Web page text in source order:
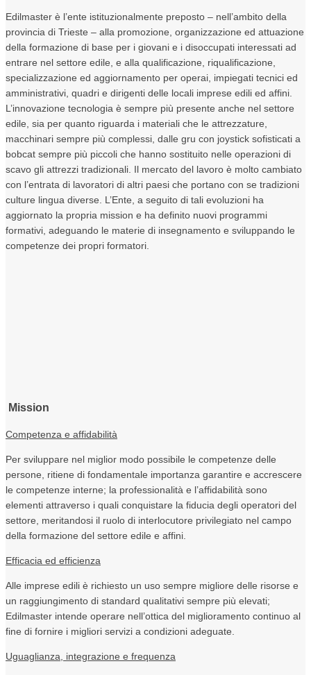
Edilmaster è l’ente istituzionalmente preposto – nell’ambito della
provincia di Trieste – alla promozione, organizzazione ed attuazione
della formazione di base per i giovani e i disoccupati interessati ad
entrare nel settore edile, e alla qualificazione, riqualificazione,
specializzazione ed aggiornamento per operai, impiegati tecnici ed
amministrativi, quadri e dirigenti delle locali imprese edili ed affini.
L’innovazione tecnologia è sempre più presente anche nel settore
edile, sia per quanto riguarda i materiali che le attrezzature,
macchinari sempre più complessi, dalle gru con joystick sofisticati a
bobcat sempre più piccoli che hanno sostituito nelle operazioni di
scavo gli attrezzi tradizionali. Il mercato del lavoro è molto cambiato
con l’entrata di lavoratori di altri paesi che portano con se tradizioni
culture lingua diverse. L’Ente, a seguito di tali evoluzioni ha
aggiornato la propria mission e ha definito nuovi programmi
formativi, adeguando le materie di insegnamento e sviluppando le
competenze dei propri formatori.
Mission
Competenza e affidabilità
Per sviluppare nel miglior modo possibile le competenze delle
persone, ritiene di fondamentale importanza garantire e accrescere
le competenze interne; la professionalità e l’affidabilità sono
elementi attraverso i quali conquistare la fiducia degli operatori del
settore, meritandosi il ruolo di interlocutore privilegiato nel campo
della formazione del settore edile e affini.
Efficacia ed efficienza
Alle imprese edili è richiesto un uso sempre migliore delle risorse e
un raggiungimento di standard qualitativi sempre più elevati;
Edilmaster intende operare nell’ottica del miglioramento continuo al
fine di fornire i migliori servizi a condizioni adeguate.
Uguaglianza, integrazione e frequenza